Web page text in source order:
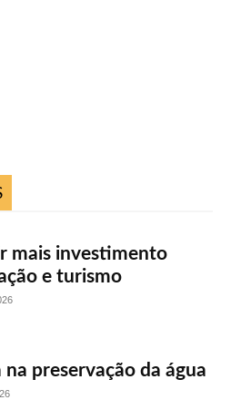
mais investimento
e turismo
preservação da água